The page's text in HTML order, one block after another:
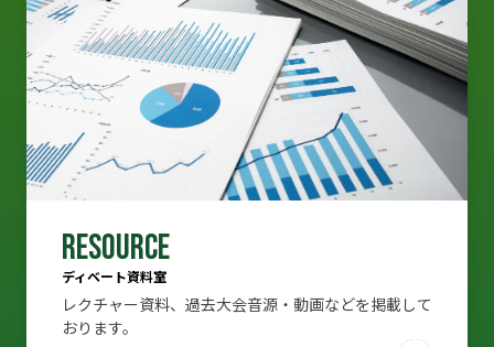
RESOURCE
ディベート資料室
レクチャー資料、過去大会音源・動画などを掲載して
おります。